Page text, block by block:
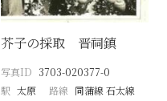
芥子の採取 晋祠鎮
写真ID 3703-020377-0
駅 太原 路線 同蒲線 石太線